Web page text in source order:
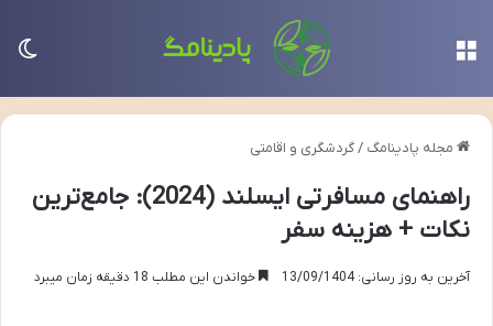
مجله پادینامگ /گردشگری و اقامتی
راهنمای مسافرتی ایسلند (2024): جامع‌ترین
نکات + هزینه سفر
آخرین به روز رسانی: 13/09/1404 خواندن این مطلب 18 دقیقه زمان میبرد